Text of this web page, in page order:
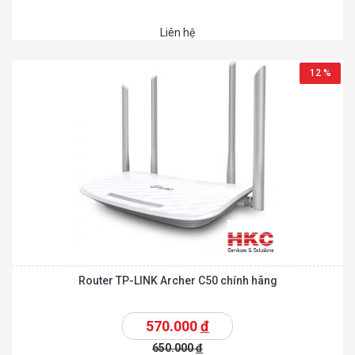
Liên hệ
12 %
Router TP-LINK Archer C50 chính hãng
570.000đ
650.000đ